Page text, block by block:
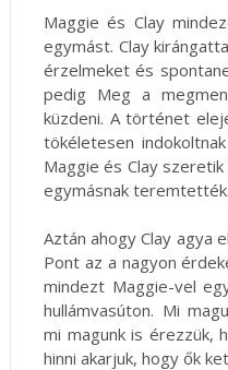
Maggie és Clay
egymást. Clay
érzelmeket és
pedig Meg a
küzdeni. A történet
tökéletesen
Maggie és Clay
egymásnak teremtették.
Aztán ahogy Clay agya
Pont az a nagyon
mindezt Maggie-vel
hullámvasúton. Mi
mi magunk is érezzük,
hinni akarjuk, hogy ők